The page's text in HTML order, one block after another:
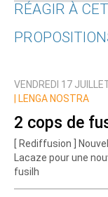
RÉAGIR À
Nom
Courriel (non
VENDREDI 17
LENGA NOSTRA
2 cops de
[ Rediffusion ]
Lacaze pour une
fusilh